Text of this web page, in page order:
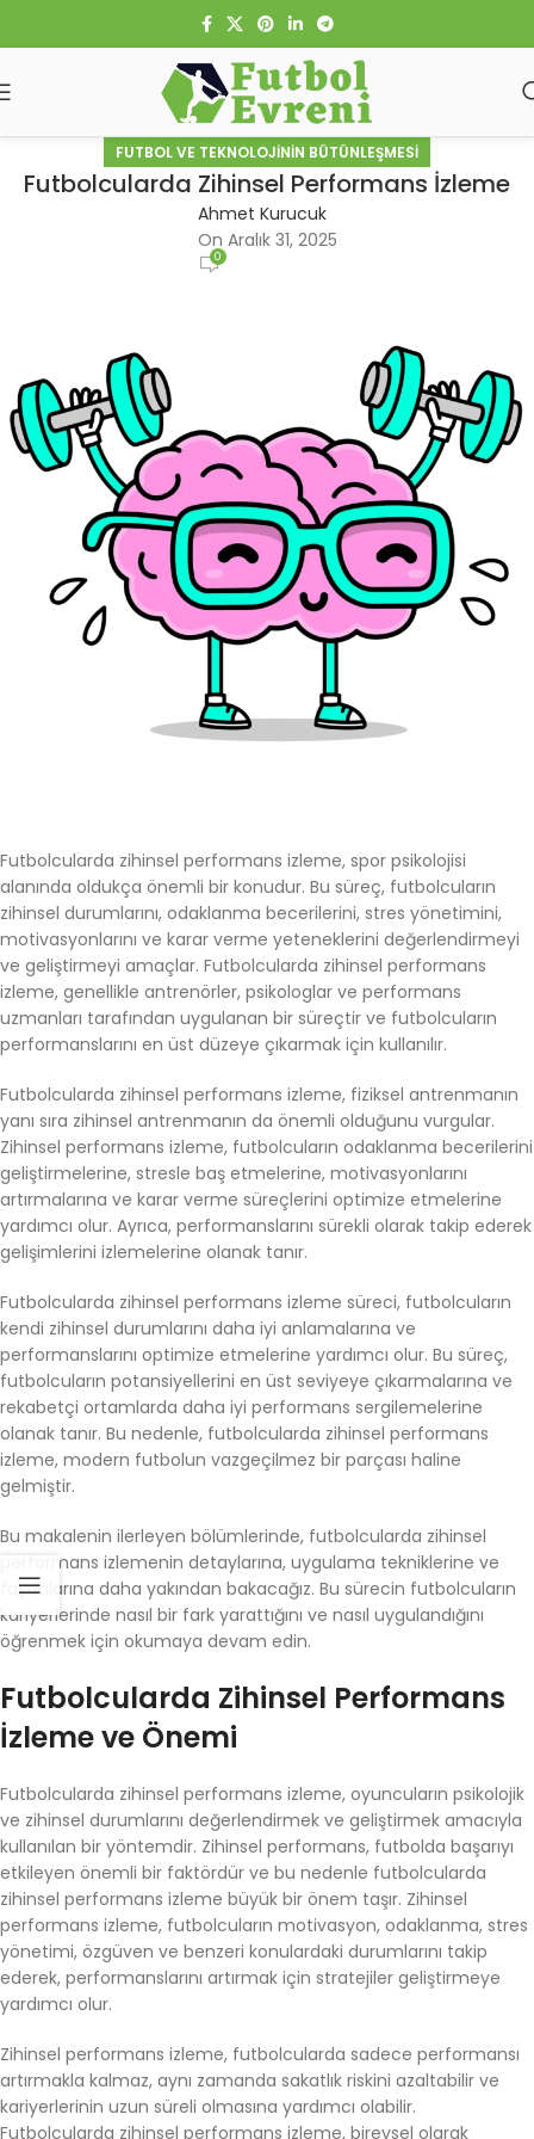
FUTBOL VE TEKNOLOJININ BÜTÜNLEŞMESI
Futbolcularda Zihinsel Performans İzleme
Ahmet Kurucuk
On Aralık 31, 2025
0
Futbolcularda zihinsel performans izleme, spor psikolojisi
alanında oldukça önemli bir konudur. Bu süreç, futbolcuların
zihinsel durumlarını, odaklanma becerilerini, stres yönetimini,
motivasyonlarını ve karar verme yeteneklerini değerlendirmeyi
ve geliştirmeyi amaçlar. Futbolcularda zihinsel performans
izleme, genellikle antrenörler, psikologlar ve performans
uzmanları tarafından uygulanan bir süreçtir ve futbolcuların
performanslarını en üst düzeye çıkarmak için kullanılır.
Futbolcularda zihinsel performans izleme, fiziksel antrenmanın
yanı sıra zihinsel antrenmanın da önemli olduğunu vurgular.
Zihinsel performans izleme, futbolcuların odaklanma becerilerini
geliştirmelerine, stresle baş etmelerine, motivasyonlarını
artırmalarına ve karar verme süreçlerini optimize etmelerine
yardımcı olur. Ayrıca, performanslarını sürekli olarak takip ederek
gelişimlerini izlemelerine olanak tanır.
Futbolcularda zihinsel performans izleme süreci, futbolcuların
kendi zihinsel durumlarını daha iyi anlamalarına ve
performanslarını optimize etmelerine yardımcı olur. Bu süreç,
futbolcuların potansiyellerini en üst seviyeye çıkarmalarına ve
rekabetçi ortamlarda daha iyi performans sergilemelerine
olanak tanır. Bu nedenle, futbolcularda zihinsel performans
izleme, modern futbolun vazgeçilmez bir parçası haline
gelmiştir.
Bu makalenin ilerleyen bölümlerinde, futbolcularda zihinsel
performans izlemenin detaylarına, uygulama tekniklerine ve
faydalarına daha yakından bakacağız. Bu sürecin futbolcuların
kariyerlerinde nasıl bir fark yarattığını ve nasıl uygulandığını
öğrenmek için okumaya devam edin.
Futbolcularda Zihinsel Performans
İzleme ve Önemi
Futbolcularda zihinsel performans izleme, oyuncuların psikolojik
ve zihinsel durumlarını değerlendirmek ve geliştirmek amacıyla
kullanılan bir yöntemdir. Zihinsel performans, futbolda başarıyı
etkileyen önemli bir faktördür ve bu nedenle futbolcularda
zihinsel performans izleme büyük bir önem taşır. Zihinsel
performans izleme, futbolcuların motivasyon, odaklanma, stres
yönetimi, özgüven ve benzeri konulardaki durumlarını takip
ederek, performanslarını artırmak için stratejiler geliştirmeye
yardımcı olur.
Zihinsel performans izleme, futbolcularda sadece performansı
artırmakla kalmaz, aynı zamanda sakatlık riskini azaltabilir ve
kariyerlerinin uzun süreli olmasına yardımcı olabilir.
Futbolcularda zihinsel performans izleme, bireysel olarak